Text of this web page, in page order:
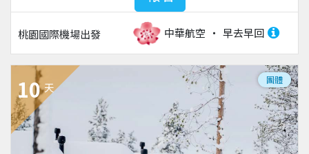
桃園國際機場出發 中華航空 早去早回
10 天
團體